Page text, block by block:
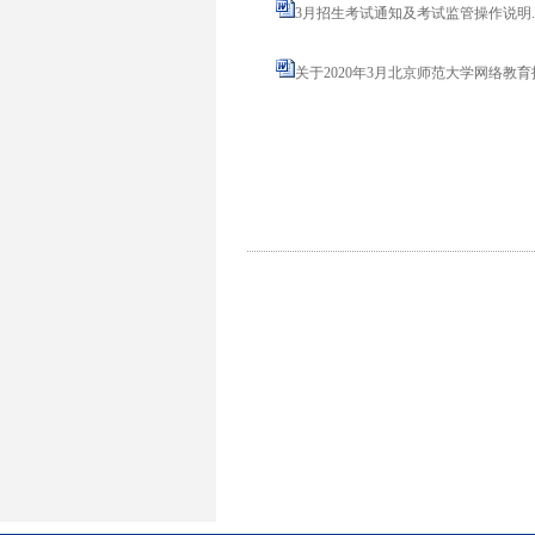
3月招生考试通知及考试监管操作说明
关于2020年3月北京师范大学网络教